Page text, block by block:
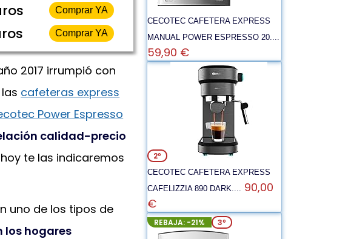
Comprar YA
Comprar YA
2017 irrumpió con
cafeteras express
Power Espresso
calidad-precio
te las indicaremos
uno de los tipos de
los hogares
CECOTEC CAFETERA EXPRESS
MANUAL POWER ESPRESSO 20....
59,90 €
2º
CECOTEC CAFETERA EXPRESS
CAFELIZZIA 890 DARK.... 90,00
€
REBAJA: -21% 3º